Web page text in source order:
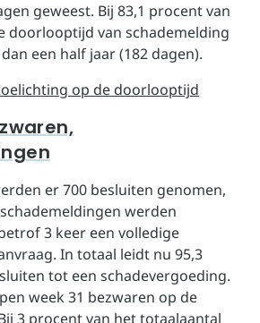
geweest. Bij 83,1 procent van
doorlooptijd van schademelding
een half jaar (182 dagen).
op de doorlooptijd
er 700 besluiten genomen,
werden
3 keer een volledige
In totaal leidt nu 95,3
tot een schadevergoeding.
week 31 bezwaren op de
3 procent van het totaalaantal